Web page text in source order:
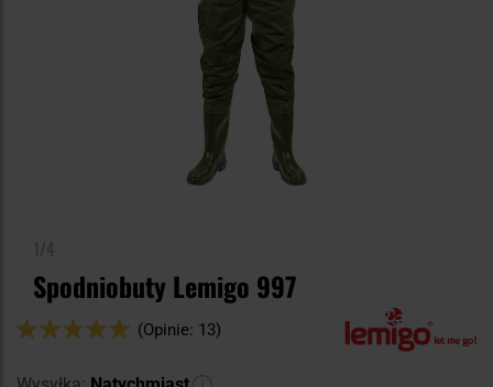
Spodniobuty Lemigo 997
Ocena:
(Opinie: 13)